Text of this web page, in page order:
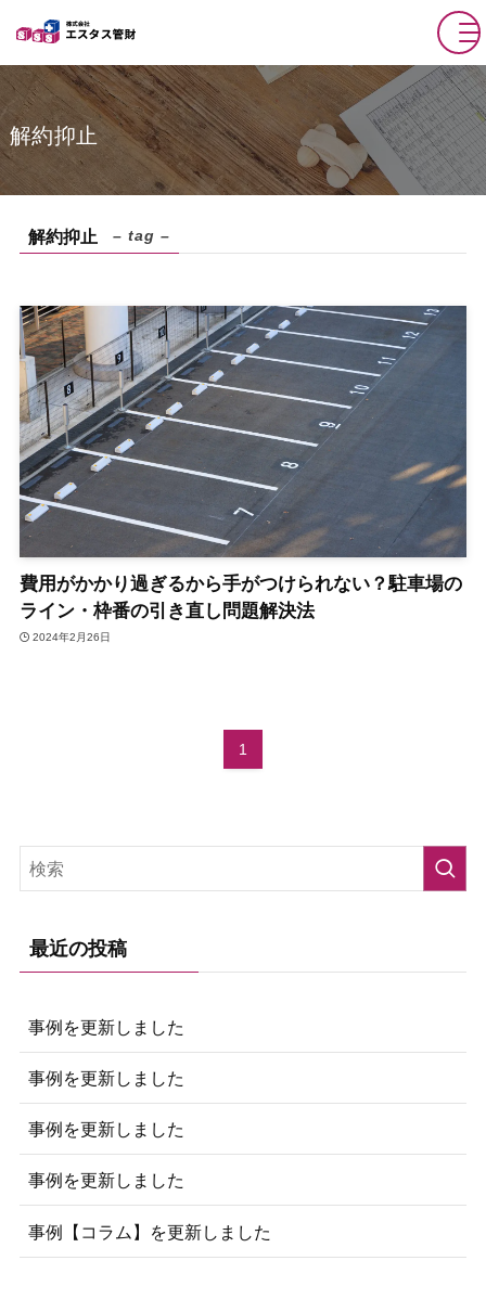
解約抑止
解約抑止 – tag –
費用がかかり過ぎるから手がつけられない？駐車場の
ライン・枠番の引き直し問題解決法
2024年2月26日
1
最近の投稿
事例を更新しました
事例を更新しました
事例を更新しました
事例を更新しました
事例【コラム】を更新しました